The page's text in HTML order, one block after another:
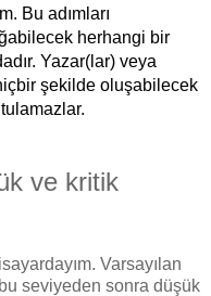
Bu adımları
herhangi bir
Yazar(lar) veya
şekilde oluşabilecek
ve kritik
Varsayılan
seviyeden sonra düşük